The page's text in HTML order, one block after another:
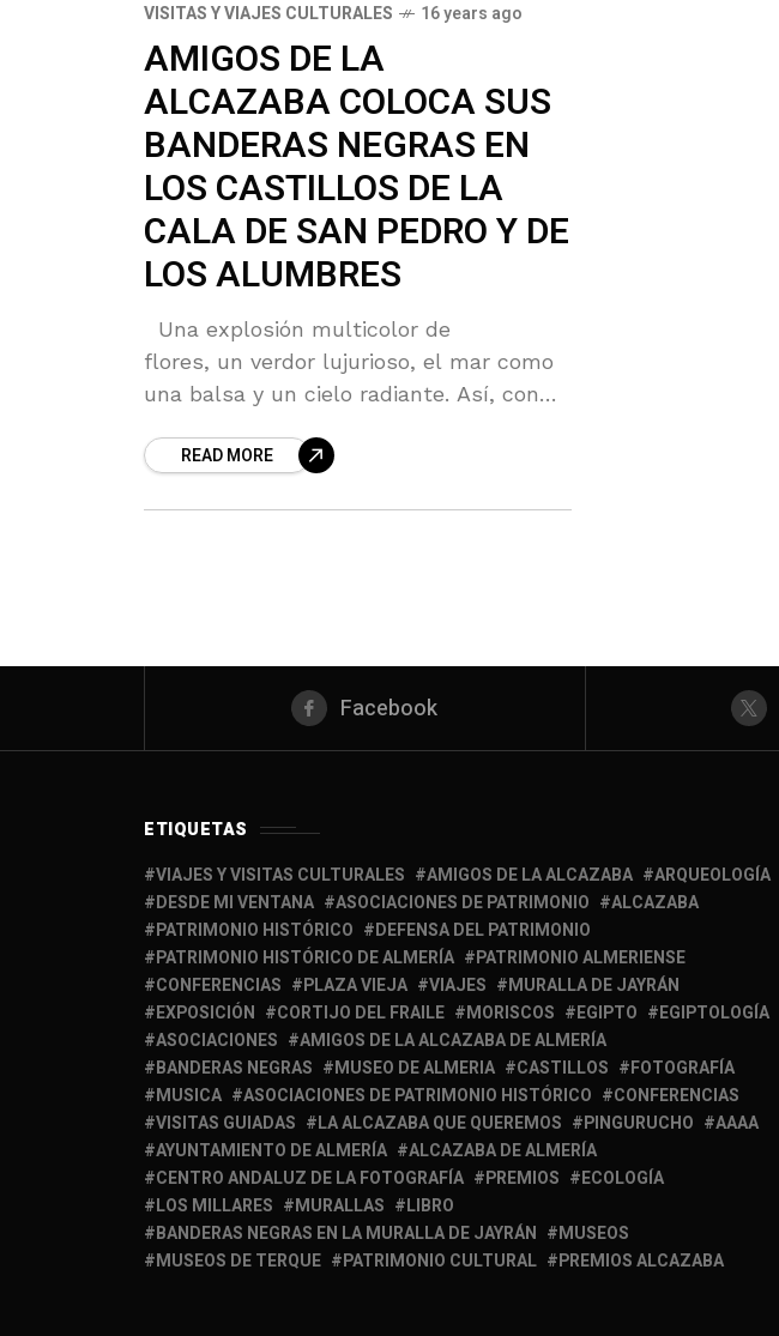
VISITAS Y VIAJES CULTURALES 16 years ago
AMIGOS DE LA
ALCAZABA COLOCA SUS
BANDERAS NEGRAS EN
LOS CASTILLOS DE LA
CALA DE SAN PEDRO Y DE
LOS ALUMBRES
Una explosión multicolor de
flores, un verdor lujurioso, el mar como
una balsa y un cielo radiante. Así, con
recibió las Banderas Negras de Amigos
READ MORE
Facebook
ETIQUETAS
VIAJES Y VISITAS CULTURALES
AMIGOS DE LA ALCAZABA
ARQUEOLOGÍA
DESDE MI VENTANA
ASOCIACIONES DE PATRIMONIO
ALCAZABA
PATRIMONIO HISTÓRICO
DEFENSA DEL PATRIMONIO
PATRIMONIO HISTÓRICO DE ALMERÍA
PATRIMONIO ALMERIENSE
CONFERENCIAS
PLAZA VIEJA VIAJES
MURALLA DE JAYRÁN
EXPOSICIÓN
CORTIJO DEL FRAILE MORISCOS EGIPTO
EGIPTOLOGÍA
ASOCIACIONES
AMIGOS DE LA ALCAZABA DE ALMERÍA
BANDERAS NEGRAS
MUSEO DE ALMERIA CASTILLOS
FOTOGRAFÍA
MUSICA
ASOCIACIONES DE PATRIMONIO HISTÓRICO
CONFERENCIAS
VISITAS GUIADAS
LA ALCAZABA QUE QUEREMOS PINGURUCHO
AAAA
AYUNTAMIENTO DE ALMERÍA
ALCAZABA DE ALMERÍA
CENTRO ANDALUZ DE LA FOTOGRAFÍA
PREMIOS
ECOLOGÍA
LOS MILLARES
MURALLAS
LIBRO
BANDERAS NEGRAS EN LA MURALLA DE JAYRÁN
MUSEOS
MUSEOS DE TERQUE
PATRIMONIO CULTURAL PREMIOS ALCAZABA